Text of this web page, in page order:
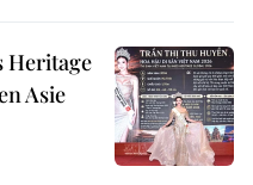
Heritage
Asie